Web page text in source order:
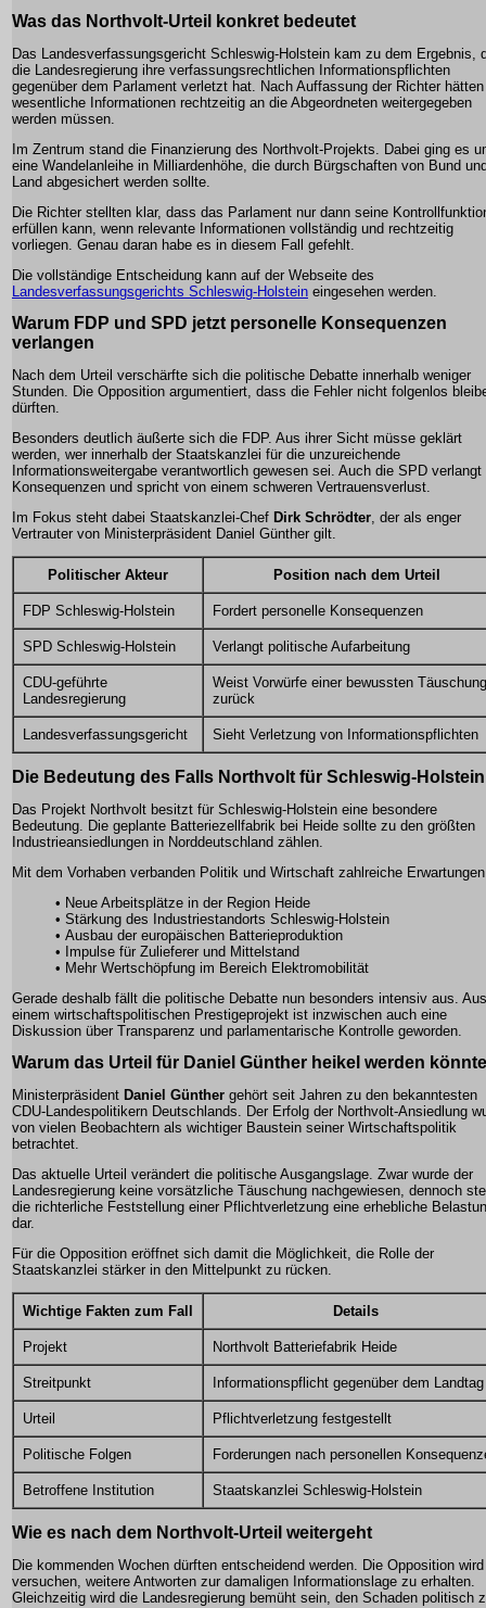
Was das Northvolt-Urteil konkret bedeutet
Das Landesverfassungsgericht Schleswig-Holstein kam zu dem Ergebnis,
die Landesregierung ihre verfassungsrechtlichen Informationspflichten
gegenüber dem Parlament verletzt hat. Nach Auffassung der Richter hätten
wesentliche Informationen rechtzeitig an die Abgeordneten weitergegeben
werden müssen.
Im Zentrum stand die Finanzierung des Northvolt-Projekts. Dabei ging es
eine Wandelanleihe in Milliardenhöhe, die durch Bürgschaften von Bund
Land abgesichert werden sollte.
Die Richter stellten klar, dass das Parlament nur dann seine
erfüllen kann, wenn relevante Informationen vollständig und rechtzeitig
vorliegen. Genau daran habe es in diesem Fall gefehlt.
Die vollständige Entscheidung kann auf der Webseite des
Landesverfassungsgerichts Schleswig-Holstein eingesehen werden.
Warum FDP und SPD jetzt personelle Konsequenzen
verlangen
Nach dem Urteil verschärfte sich die politische Debatte innerhalb weniger
Stunden. Die Opposition argumentiert, dass die Fehler nicht folgenlos
dürften.
Besonders deutlich äußerte sich die FDP. Aus ihrer Sicht müsse geklärt
werden, wer innerhalb der Staatskanzlei für die unzureichende
Informationsweitergabe verantwortlich gewesen sei. Auch die SPD verlangt
Konsequenzen und spricht von einem schweren Vertrauensverlust.
Im Fokus steht dabei Staatskanzlei-Chef Dirk Schrödter, der als enger
Vertrauter von Ministerpräsident Daniel Günther gilt.
Politischer Akteur Position nach dem Urteil
FDP Schleswig-Holstein Fordert personelle Konsequenzen
SPD Schleswig-Holstein Verlangt politische Aufarbeitung
CDU-geführte
Landesregierung
Weist Vorwürfe einer bewussten Täuschung
zurück
Landesverfassungsgericht Sieht Verletzung von Informationspflichten
Die Bedeutung des Falls Northvolt für Schleswig-Holstein
Das Projekt Northvolt besitzt für Schleswig-Holstein eine besondere
Bedeutung. Die geplante Batteriezellfabrik bei Heide sollte zu den größten
Industrieansiedlungen in Norddeutschland zählen.
Mit dem Vorhaben verbanden Politik und Wirtschaft zahlreiche
• Neue Arbeitsplätze in der Region Heide
• Stärkung des Industriestandorts Schleswig-Holstein
• Ausbau der europäischen Batterieproduktion
• Impulse für Zulieferer und Mittelstand
• Mehr Wertschöpfung im Bereich Elektromobilität
Gerade deshalb fällt die politische Debatte nun besonders intensiv aus. Aus
einem wirtschaftspolitischen Prestigeprojekt ist inzwischen auch eine
Diskussion über Transparenz und parlamentarische Kontrolle geworden.
Warum das Urteil für Daniel Günther heikel werden könnte
Ministerpräsident Daniel Günther gehört seit Jahren zu den bekanntesten
CDU-Landespolitikern Deutschlands. Der Erfolg der Northvolt-Ansiedlung
von vielen Beobachtern als wichtiger Baustein seiner Wirtschaftspolitik
betrachtet.
Das aktuelle Urteil verändert die politische Ausgangslage. Zwar wurde der
Landesregierung keine vorsätzliche Täuschung nachgewiesen, dennoch
die richterliche Feststellung einer Pflichtverletzung eine erhebliche
dar.
Für die Opposition eröffnet sich damit die Möglichkeit, die Rolle der
Staatskanzlei stärker in den Mittelpunkt zu rücken.
Wichtige Fakten zum Fall Details
Projekt Northvolt Batteriefabrik Heide
Streitpunkt Informationspflicht gegenüber dem Landtag
Urteil Pflichtverletzung festgestellt
Politische Folgen Forderungen nach personellen
Betroffene Institution Staatskanzlei Schleswig-Holstein
Wie es nach dem Northvolt-Urteil weitergeht
Die kommenden Wochen dürften entscheidend werden. Die Opposition wird
versuchen, weitere Antworten zur damaligen Informationslage zu erhalten.
Gleichzeitig wird die Landesregierung bemüht sein, den Schaden politisch